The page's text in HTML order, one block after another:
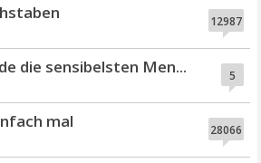
12987
5
die sensibelsten Men...
28066
mal